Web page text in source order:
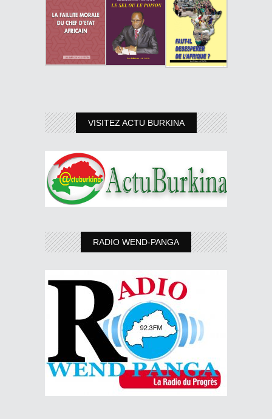
VISITEZ ACTU BURKINA
RADIO WEND-PANGA